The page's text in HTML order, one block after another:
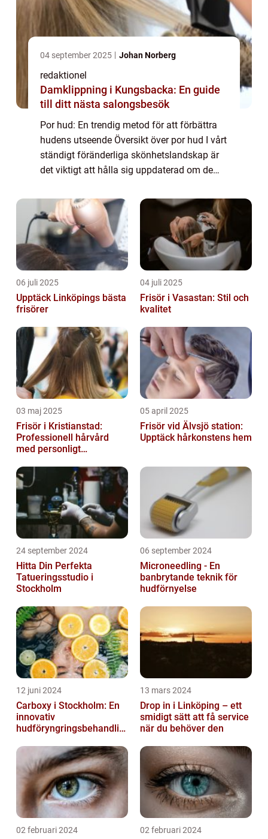
04 september 2025 Johan Norberg
redaktionel
Damklippning i Kungsbacka: En guide
till ditt nästa salongsbesök
Por hud: En trendig metod för att förbättra
hudens utseende Översikt över por hud I vårt
ständigt föränderliga skönhetslandskap är
det viktigt att hålla sig uppdaterad om de
behandlingarna. En av de mest populära
behandl...
06 juli 2025
Upptäck Linköpings bästa
frisörer
04 juli 2025
Frisör i Vasastan: Stil och
kvalitet
03 maj 2025
Frisör i Kristianstad:
Professionell hårvård
med personligt
05 april 2025
Frisör vid Älvsjö station:
Upptäck hårkonstens hem
24 september 2024
Hitta Din Perfekta
Tatueringsstudio i
Stockholm
06 september 2024
Microneedling - En
banbrytande teknik för
hudförnyelse
12 juni 2024
Carboxy i Stockholm: En
innovativ
hudföryngringsbehandlin
13 mars 2024
Drop in i Linköping – ett
smidigt sätt att få service
när du behöver den
02 februari 2024 02 februari 2024